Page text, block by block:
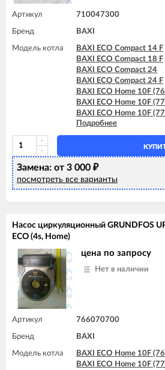
BAXI FOURTECH 24 F
BAXI MAIN Four 24
Артикул 710047300
Бренд BAXI
Модель котла
BAXI ECO Compact 14 F
BAXI ECO Compact 18 F
BAXI ECO Compact 24
BAXI ECO Compact 24 F
BAXI ECO Home 10F
BAXI ECO Home 10F
BAXI ECO Home 10F
BAXI ECO Home 14F
BAXI ECO Home 14F
BAXI ECO Home 14F
BAXI ECO Home 24F
BAXI ECO Home 24F
BAXI ECO Home 24F
BAXI ECO-4s 10 F
BAXI ECO-4s 24 F
BAXI ECO-5 Compact 24
BAXI ECO-5 Compact 24
BAXI ECO-5 Compact 24
BAXI FOURTECH 24 F
Подробнее
Замена: от 3 000 ₽
посмотреть все варианты
Насос циркуляционный GRUNDFOS
ECO (4s, Home)
цена по запросу
Нет в наличии
Артикул 766070700
Бренд BAXI
Модель котла
BAXI ECO Home 10F
BAXI ECO Home 10F